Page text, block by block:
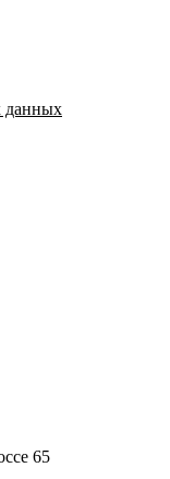
данных
65